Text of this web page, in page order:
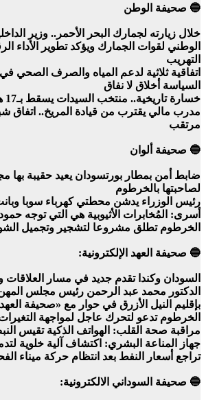
🔵 صحيفة الوطن
خلال زيارته لجمارك البحر الأحمر.. وزير
الوطني لقوات الجمارك ويؤكد تطوير الأداء
التهريب
اتفاقية ثلاثية لدعم المياه والصرف الصحي
السياسة أخلاق لا نفاق
خسارة تاريخية.. منتخب السيدات يسقط بـ17 هدفاً أمام جزر القمر
مدرب مالي يقترب من قيادة المريخ.. اتفاق
مرتقب
🔵 صحيفة ألوان
ضابط أمن بمطار بورتسودان يعيد حقيبة بها
لصاحبتها بالخرطوم
رئيس الوزراء يدشن محطتي كهرباء سوبا
أسرى: المُخابرات الأثيوبية هي التي توجه
الخرطوم تطلق مشروعا لتشجير وتجميل
🔵 صحيفة العهد الإلكترونية:
السودان وكندا تقدم جديد في مسار العلاقات
الدكتور محمد عبد الرحمن رئيس مجلس
بإقليم النيل الأزرق في حوار مع «صحيفة العهد
الخرطوم تدعو لتحرك عاجل لمواجهة التغيرات
مراقبة صحة القلب: الهواتف الذكية تقيس
جهاز المناعة البشري: اكتشاف آلية خلوية
تراجع أسعار النفط بعد انتظام حركة ميناء
🔵 صحيفة السوداني الالكترونية: